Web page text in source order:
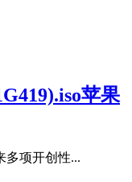
苹果
多项开创性...